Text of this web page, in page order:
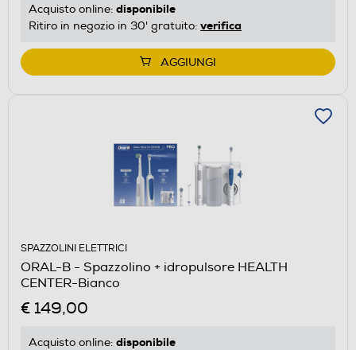
Acquisto online: disponibile
Ritiro in negozio in 30' gratuito: verifica
AGGIUNGI
SPAZZOLINI ELETTRICI
ORAL-B - Spazzolino + idropulsore HEALTH
CENTER-Bianco
€ 149,00
Acquisto online: disponibile